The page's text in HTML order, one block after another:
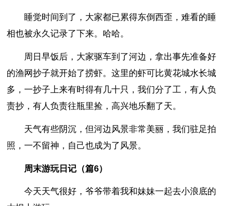
睡觉时间到了，大家都已累得东倒西歪，难看的睡
相也被永久记录了下来。哈哈。
周日早饭后，大家驱车到了河边，拿出事先准备好
的渔网抄子就开始了捞虾。这里的虾可比黄花城水长城
多，一抄子上来有时得有几十只，我们分了工，有人负
责抄，有人负责往瓶里捡，高兴地乐翻了天。
天气有些阴沉，但河边风景非常美丽，我们驻足拍
照，一不留神，自己也成为了风景。
周末游玩日记（篇6）
今天天气很好，爷爷带着我和妹妹一起去小浪底的